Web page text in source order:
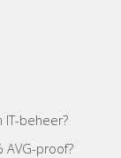
IT-beheer?
AVG-proof?